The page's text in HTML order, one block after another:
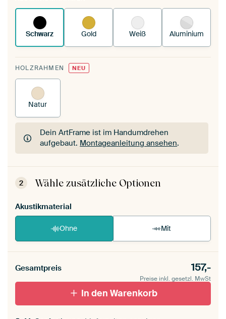
funktioniert es.
Schwarz Gold Weiß Aluminium
HOLZRAHMEN NEU
Natur
Dein ArtFrame ist im Handumdrehen
aufgebaut. Montageanleitung ansehen.
Dein ArtFrame ist im Handumdrehen
aufgebaut.Montageanleitung ansehen
2 Wähle zusätzliche Optionen
Akustikmaterial
Ohne Mit
Gesamtpreis 157,-
Preise inkl. gesetzl. MwSt
In den Warenkorb